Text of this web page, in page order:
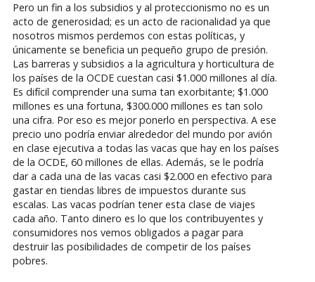
Pero un fin a los subsidios y al proteccionismo no es un
acto de generosidad; es un acto de racionalidad ya que
nosotros mismos perdemos con estas políticas, y
únicamente se beneficia un pequeño grupo de presión.
Las barreras y subsidios a la agricultura y horticultura de
los países de la OCDE cuestan casi $1.000 millones al día.
Es difícil comprender una suma tan exorbitante; $1.000
millones es una fortuna, $300.000 millones es tan solo
una cifra. Por eso es mejor ponerlo en perspectiva. A ese
precio uno podría enviar alrededor del mundo por avión
en clase ejecutiva a todas las vacas que hay en los países
de la OCDE, 60 millones de ellas. Además, se le podría
dar a cada una de las vacas casi $2.000 en efectivo para
gastar en tiendas libres de impuestos durante sus
escalas. Las vacas podrían tener esta clase de viajes
cada año. Tanto dinero es lo que los contribuyentes y
consumidores nos vemos obligados a pagar para
destruir las posibilidades de competir de los países
pobres.